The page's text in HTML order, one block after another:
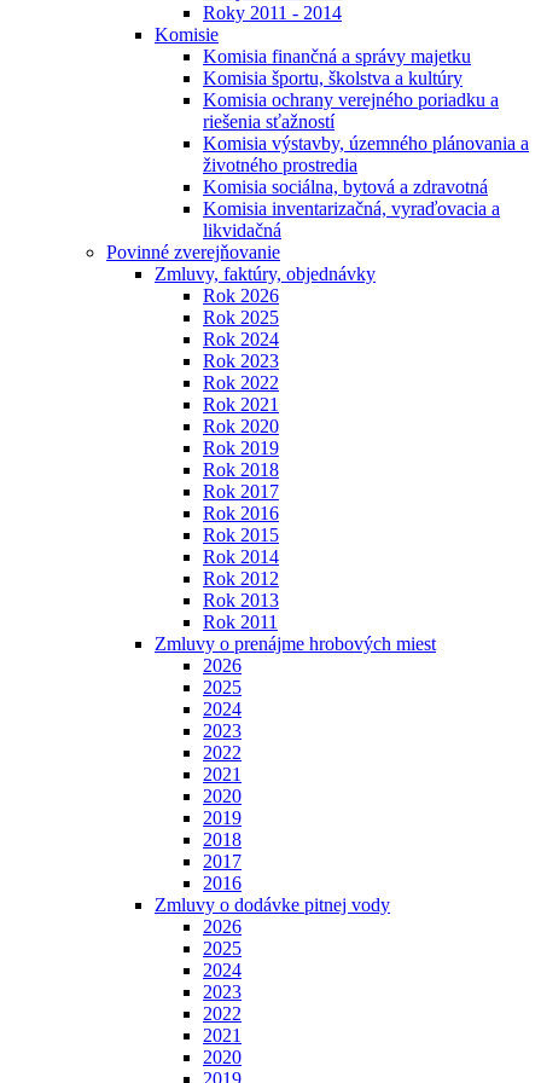
Roky 2011 - 2014
Komisie
Komisia finančná a správy majetku
Komisia športu, školstva a kultúry
Komisia ochrany verejného poriadku a
riešenia sťažností
Komisia výstavby, územného plánovania a
životného prostredia
Komisia sociálna, bytová a zdravotná
Komisia inventarizačná, vyraďovacia a
likvidačná
Povinné zverejňovanie
Zmluvy, faktúry, objednávky
Rok 2026
Rok 2025
Rok 2024
Rok 2023
Rok 2022
Rok 2021
Rok 2020
Rok 2019
Rok 2018
Rok 2017
Rok 2016
Rok 2015
Rok 2014
Rok 2012
Rok 2013
Rok 2011
Zmluvy o prenájme hrobových miest
2026
2025
2024
2023
2022
2021
2020
2019
2018
2017
2016
Zmluvy o dodávke pitnej vody
2026
2025
2024
2023
2022
2021
2020
2019